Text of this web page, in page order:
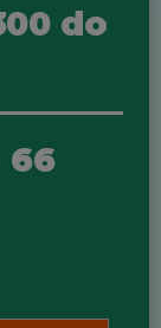
do
66